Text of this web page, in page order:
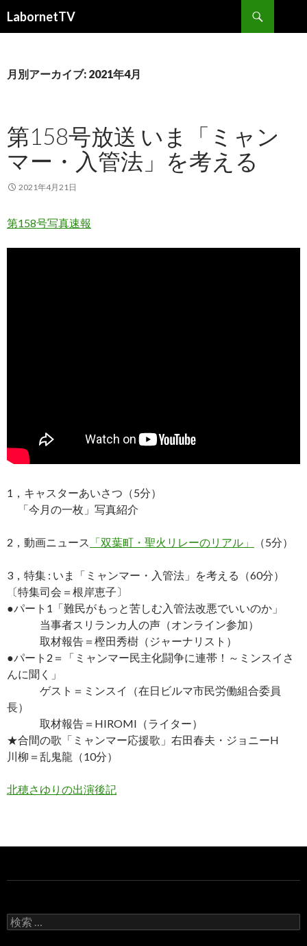
LabornetTV
索
ン
動
月別アーカイブ: 2021年4月
第158号放送 いま「ミャン
マー・入管法」を考える
2021年4月21日
第158号写真速報
1，キャスターあいさつ（5分）
「今月の一枚」写真紹介
2，動画ニュース 「双葉町・聖火リレーのリアル」 （5分）
3，特集 : いま「ミャンマー・入管法」を考える（60分）
〔特集司会＝根岸恵子〕
●パート1「難民がもっと苦しむ入管法改悪でいいのか」
当事者スリランカ人の声（オンライン参加）
取材報告＝樫田秀樹（ジャーナリスト）
●パート2＝「ミャンマー民主化闘争に連帯！～ミンスイさ
んに聞く」
ゲスト＝ミンスイ（在日ビルマ市民労働組合委員
長）
取材報告＝HIROMI（ライター）
★合間の歌「ミャンマー応援歌」右田春夫・ジョニーH
川柳＝乱鬼龍（10分）
北穂さゆりの出演後記
検
索